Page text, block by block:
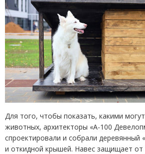
Для того, чтобы показать, какими
животных, архитекторы «А-100
спроектировали и собрали деревянный «
и откидной крышей. Навес защищает от